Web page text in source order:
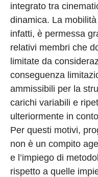
integrato tra
dinamica. La
infatti, è permessa
relativi membri che
limitate da
conseguenza
ammissibili per la
carichi variabili e
ulteriormente in
Per questi motivi,
non è un compito
e l’impiego di
rispetto a quelle